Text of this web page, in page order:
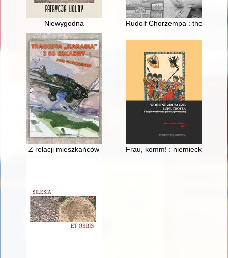
Niewygodna Rudolf Chorzempa : the
Z relacji mieszkańców Frau, komm! : niemieckie